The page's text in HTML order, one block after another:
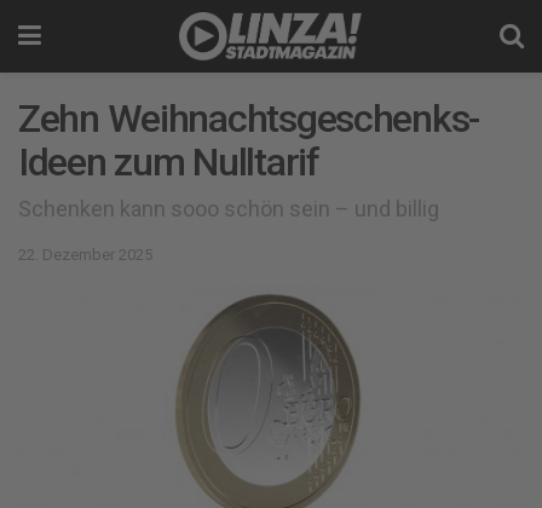
Zehn Weihnachtsgeschenks-
Ideen zum Nulltarif
Schenken kann sooo schön sein – und billig
22. Dezember 2025